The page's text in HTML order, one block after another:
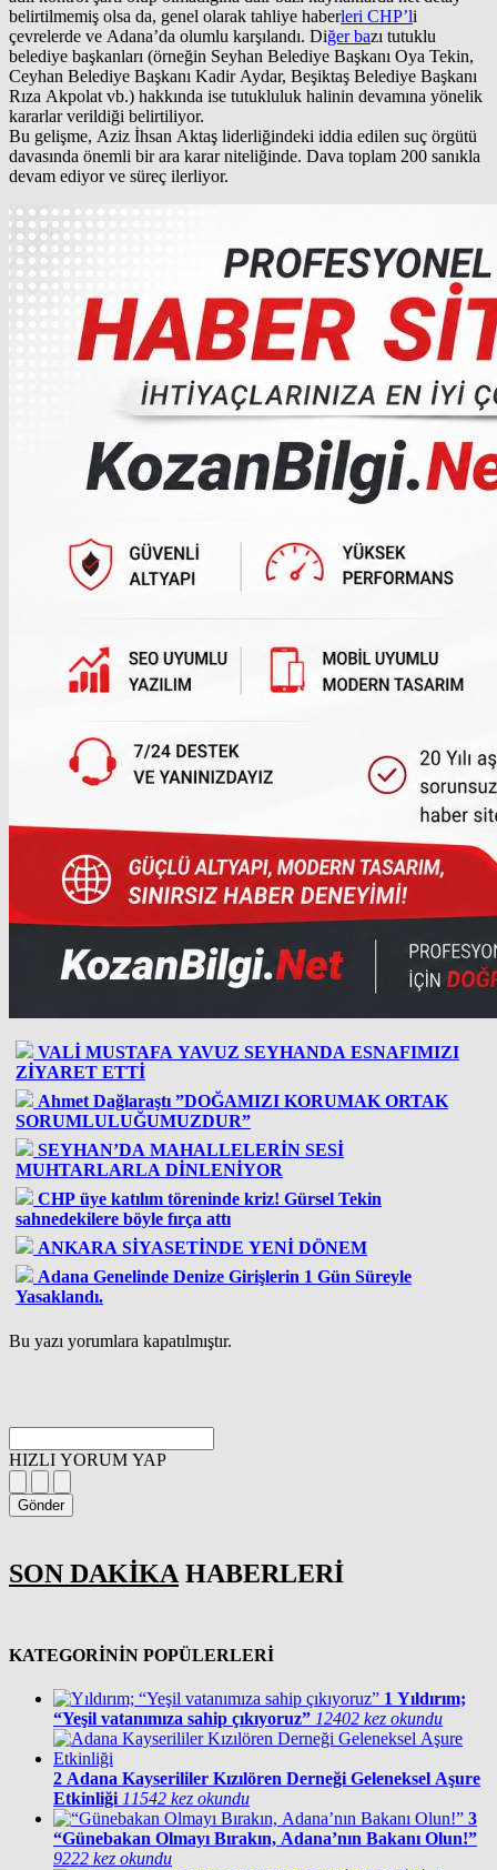
belirtilmemiş olsa da, genel olarak tahliye haberleri CHP’li
çevrelerde ve Adana’da olumlu karşılandı. Diğer bazı tutuklu
belediye başkanları (örneğin Seyhan Belediye Başkanı Oya Tekin,
Ceyhan Belediye Başkanı Kadir Aydar, Beşiktaş Belediye Başkanı
Rıza Akpolat vb.) hakkında ise tutukluluk halinin devamına yönelik
kararlar verildiği belirtiliyor.
Bu gelişme, Aziz İhsan Aktaş liderliğindeki iddia edilen suç örgütü
davasında önemli bir ara karar niteliğinde. Dava toplam 200 sanıkla
devam ediyor ve süreç ilerliyor.
VALİ MUSTAFA YAVUZ SEYHANDA ESNAFIMIZI
ZİYARET ETTİ
Ahmet Dağlaraştı ”DOĞAMIZI KORUMAK ORTAK
SORUMLULUĞUMUZDUR”
SEYHAN’DA MAHALLELERİN SESİ
MUHTARLARLA DİNLENİYOR
CHP üye katılım töreninde kriz! Gürsel Tekin
sahnedekilere böyle fırça attı
ANKARA SİYASETİNDE YENİ DÖNEM
Adana Genelinde Denize Girişlerin 1 Gün Süreyle
Yasaklandı.
Bu yazı yorumlara kapatılmıştır.
HIZLI YORUM YAP
Gönder
SON DAKİKA HABERLERİ
KATEGORİNİN POPÜLERLERİ
1 Yıldırım;
“Yeşil vatanımıza sahip çıkıyoruz” 12402 kez okundu
2 Adana Kayserililer Kızılören Derneği Geleneksel Aşure
Etkinliği 11542 kez okundu
3
“Günebakan Olmayı Bırakın, Adana’nın Bakanı Olun!”
9222 kez okundu